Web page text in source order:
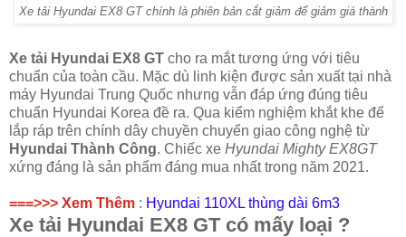
Xe tải Hyundai EX8 GT chính là phiên bản cắt giảm để giảm giá thành
Xe tải Hyundai EX8 GT cho ra mắt tương ứng với tiêu
chuẩn của toàn cầu. Mặc dù linh kiện được sản xuất tại nhà
máy Hyundai Trung Quốc nhưng vẫn đáp ứng đúng tiêu
chuẩn Hyundai Korea đề ra. Qua kiểm nghiệm khắt khe để
lắp ráp trên chính dây chuyền chuyển giao công nghệ từ
Hyundai Thành Công. Chiếc xe Hyundai Mighty EX8GT
xứng đáng là sản phẩm đáng mua nhất trong năm 2021.
===>>> Xem Thêm : Hyundai 110XL thùng dài 6m3
Xe tải Hyundai EX8 GT có mấy loại ?